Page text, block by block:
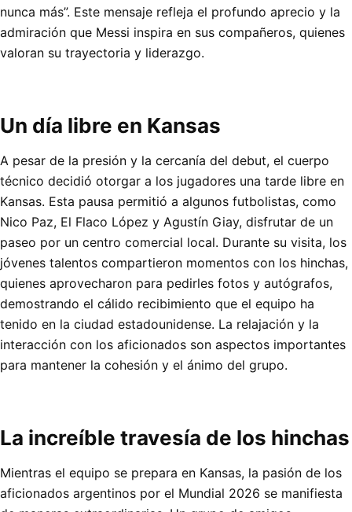
nunca más”. Este mensaje refleja el profundo aprecio y la
admiración que Messi inspira en sus compañeros, quienes
valoran su trayectoria y liderazgo.
Un día libre en Kansas
A pesar de la presión y la cercanía del debut, el cuerpo
técnico decidió otorgar a los jugadores una tarde libre en
Kansas. Esta pausa permitió a algunos futbolistas, como
Nico Paz, El Flaco López y Agustín Giay, disfrutar de un
paseo por un centro comercial local. Durante su visita, los
jóvenes talentos compartieron momentos con los hinchas,
quienes aprovecharon para pedirles fotos y autógrafos,
demostrando el cálido recibimiento que el equipo ha
tenido en la ciudad estadounidense. La relajación y la
interacción con los aficionados son aspectos importantes
para mantener la cohesión y el ánimo del grupo.
La increíble travesía de los hinchas
Mientras el equipo se prepara en Kansas, la pasión de los
aficionados argentinos por el Mundial 2026 se manifiesta